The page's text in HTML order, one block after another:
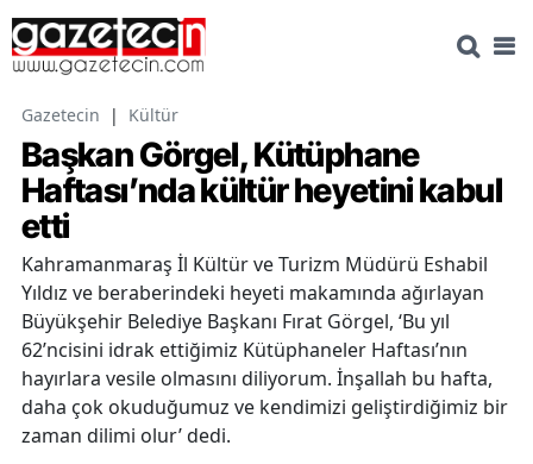
Gazetecin | Kültür
Başkan Görgel, Kütüphane
Haftası’nda kültür heyetini kabul
etti
Kahramanmaraş İl Kültür ve Turizm Müdürü Eshabil
Yıldız ve beraberindeki heyeti makamında ağırlayan
Büyükşehir Belediye Başkanı Fırat Görgel, ‘Bu yıl
62’ncisini idrak ettiğimiz Kütüphaneler Haftası’nın
hayırlara vesile olmasını diliyorum. İnşallah bu hafta,
daha çok okuduğumuz ve kendimizi geliştirdiğimiz bir
zaman dilimi olur’ dedi.